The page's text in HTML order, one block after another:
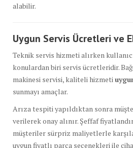
alabilir.
Uygun Servis Ücretleri ve
Teknik servis hizmeti alırken
konulardan biri servis ücretleridir.
makinesi servisi, kaliteli hizmeti
sunmayı amaçlar.
Arıza tespiti yapıldıktan sonra
verilerek onay alınır. Şeffaf
müşteriler sürpriz maliyetlerle
uygun fiyatlı parça seçenekleri ile